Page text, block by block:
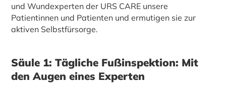
und Wundexperten der URS CARE unsere
Patientinnen und Patienten und ermutigen sie zur
aktiven Selbstfürsorge.
Säule 1: Tägliche Fußinspektion: Mit
den Augen eines Experten